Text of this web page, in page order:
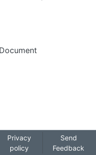
Privacy
policy
Send
Feedback